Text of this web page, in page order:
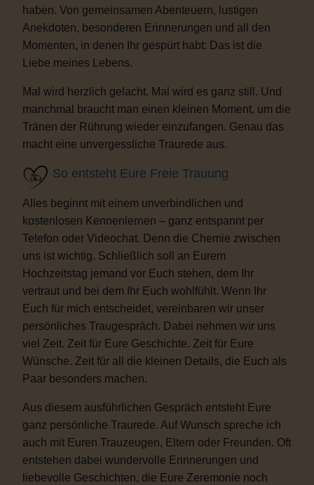
haben. Von gemeinsamen Abenteuern, lustigen
Anekdoten, besonderen Erinnerungen und all den
Momenten, in denen Ihr gespürt habt: Das ist die
Liebe meines Lebens.
Mal wird herzlich gelacht. Mal wird es ganz still. Und
manchmal braucht man einen kleinen Moment, um die
Tränen der Rührung wieder einzufangen. Genau das
macht eine unvergessliche Traurede aus.
So entsteht Eure Freie Trauung
Alles beginnt mit einem unverbindlichen und
kostenlosen Kennenlernen – ganz entspannt per
Telefon oder Videochat. Denn die Chemie zwischen
uns ist wichtig. Schließlich soll an Eurem
Hochzeitstag jemand vor Euch stehen, dem Ihr
vertraut und bei dem Ihr Euch wohlfühlt. Wenn Ihr
Euch für mich entscheidet, vereinbaren wir unser
persönliches Traugespräch. Dabei nehmen wir uns
viel Zeit. Zeit für Eure Geschichte. Zeit für Eure
Wünsche. Zeit für all die kleinen Details, die Euch als
Paar besonders machen.
Aus diesem ausführlichen Gespräch entsteht Eure
ganz persönliche Traurede. Auf Wunsch spreche ich
auch mit Euren Trauzeugen, Eltern oder Freunden. Oft
entstehen dabei wundervolle Erinnerungen und
liebevolle Geschichten, die Eure Zeremonie noch